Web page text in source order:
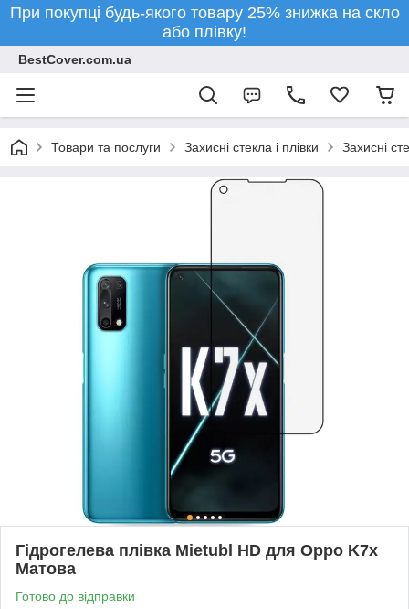
При покупці будь-якого товару 25% знижка на скло
або плівку!
BestCover.com.ua
Товари та послуги Захисні стекла і плівки Захисні
Гідрогелева плівка Mietubl HD для Oppo K7x
Матова
Готово до відправки